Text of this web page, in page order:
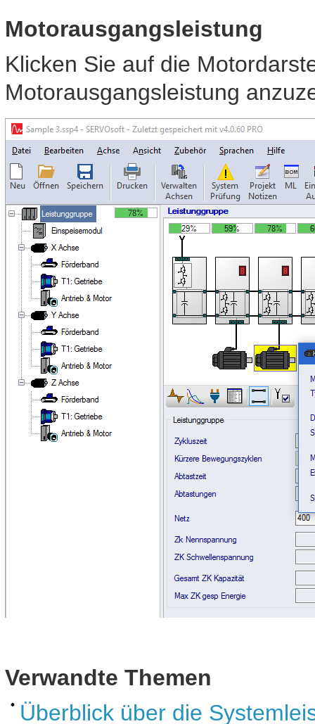
Motorausgangsleistung
Klicken Sie auf die
Motorausgangsleistung
Verwandte Themen
Überblick über die